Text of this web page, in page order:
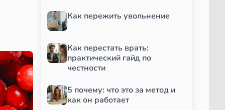
Как пережить увольнение
Как перестать врать:
практический гайд по
честности
5 почему: что это за метод и
как он работает